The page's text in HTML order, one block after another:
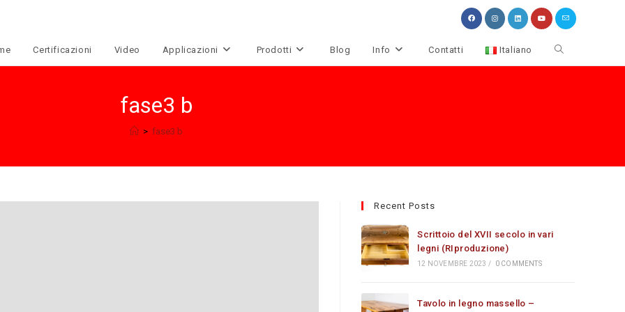
Certificazioni Video Applicazioni Prodotti Blog Info Contatti Italiano Attiva/disattiva
fase3 b
> fase3 b
Recent Posts
Scrittoio del XVII secolo in vari
legni (RIproduzione)
12 NOVEMBRE 2023 / 0 COMMENTS
Tavolo in legno massello –